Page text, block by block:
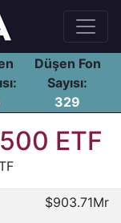
Düşen Fon
Sayısı:
329
ETF
$903.71Mr